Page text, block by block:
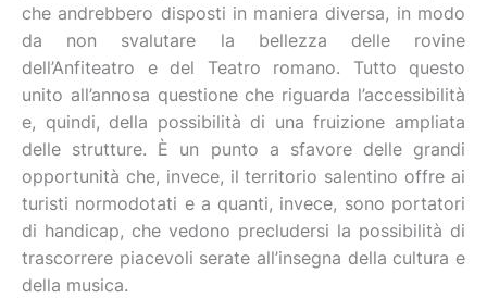
che andrebbero disposti in maniera diversa, in modo
da non svalutare la bellezza delle rovine
dell’Anfiteatro e del Teatro romano. Tutto questo
unito all’annosa questione che riguarda l’accessibilità
e, quindi, della possibilità di una fruizione ampliata
delle strutture. È un punto a sfavore delle grandi
opportunità che, invece, il territorio salentino offre ai
turisti normodotati e a quanti, invece, sono portatori
di handicap, che vedono precludersi la possibilità di
trascorrere piacevoli serate all’insegna della cultura e
della musica.